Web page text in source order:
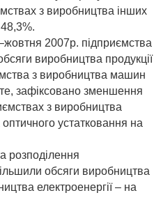
з виробництва інших
2007р. підприємства
виробництва продукції
з виробництва машин
зафіксовано зменшення
з виробництва
устатковання на
розподілення
обсяги виробництва
електроенергії – на